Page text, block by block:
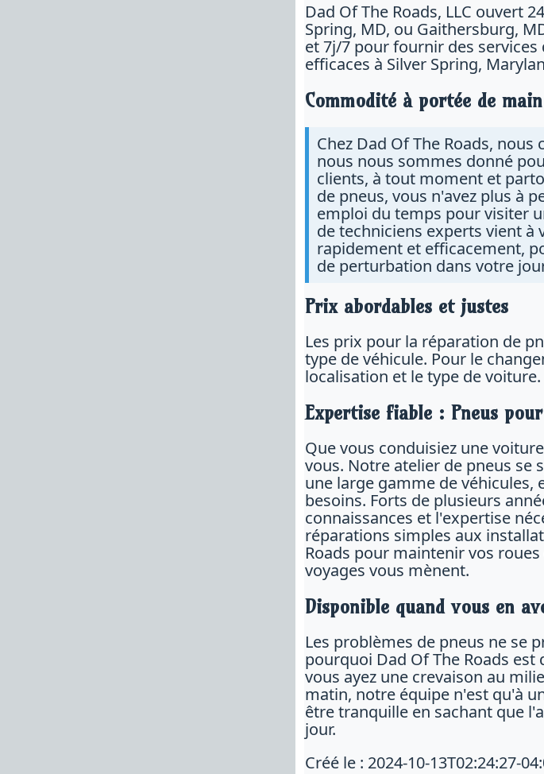
Dad Of The Roads, LLC ouvert
Spring, MD, ou Gaithersburg,
et 7j/7 pour fournir des
efficaces à Silver Spring,
Commodité à portée de
Chez Dad Of The Roads,
nous nous sommes donné
clients, à tout moment et
de pneus, vous n'avez plus à
emploi du temps pour visiter
de techniciens experts vient à
rapidement et efficacement,
de perturbation dans votre
Prix abordables et justes
Les prix pour la réparation de
type de véhicule. Pour le
localisation et le type de voiture.
Expertise fiable : Pneus
Que vous conduisiez une
vous. Notre atelier de pneus se
une large gamme de véhicules,
besoins. Forts de plusieurs
connaissances et l'expertise
réparations simples aux
Roads pour maintenir vos
voyages vous mènent.
Disponible quand vous en
Les problèmes de pneus ne se
pourquoi Dad Of The Roads
vous ayez une crevaison au
matin, notre équipe n'est qu'à
être tranquille en sachant que
jour.
Créé le : 2024-10-13T02:24:27-